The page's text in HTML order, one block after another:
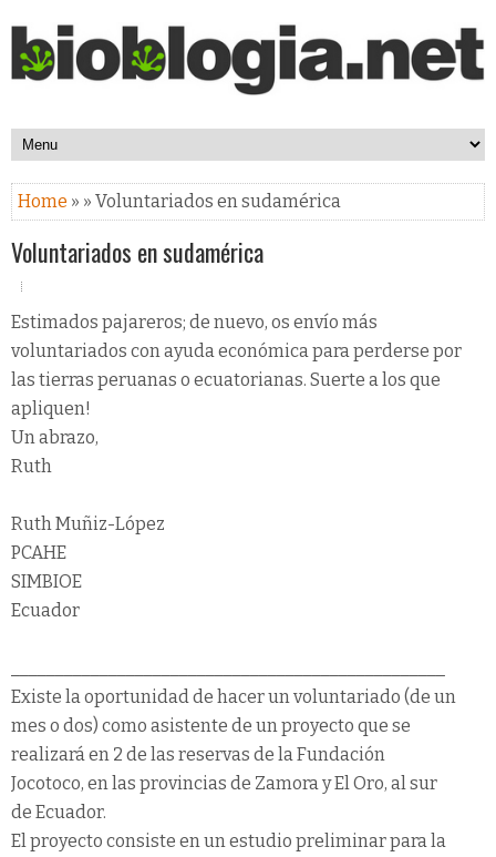
Home » » Voluntariados en sudamérica
Voluntariados en sudamérica
Estimados pajareros; de nuevo, os envío más
voluntariados con ayuda económica para perderse por
las tierras peruanas o ecuatorianas. Suerte a los que
apliquen!
Un abrazo,
Ruth
Ruth Muñiz-López
PCAHE
SIMBIOE
Ecuador
Existe la oportunidad de hacer un voluntariado (de un
mes o dos) como asistente de un proyecto que se
realizará en 2 de las reservas de la Fundación
Jocotoco, en las provincias de Zamora y El Oro, al sur
de Ecuador.
El proyecto consiste en un estudio preliminar para la